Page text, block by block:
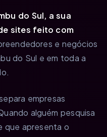
do Sul, a sua
sites feito com
e negócios
do Sul e em toda a
empresas
alguém pesquisa
que apresenta o